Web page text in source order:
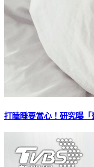
打瞌睡要當心！研究曝